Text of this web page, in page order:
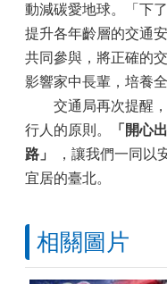
動減碳愛地球。「下
提升各年齡層的交通
共同參與，將正確的
影響家中長輩，培養
交通局再次提醒，
行人的原則。
「開心
路」
，讓我們一同以
宜居的臺北。
相關圖片